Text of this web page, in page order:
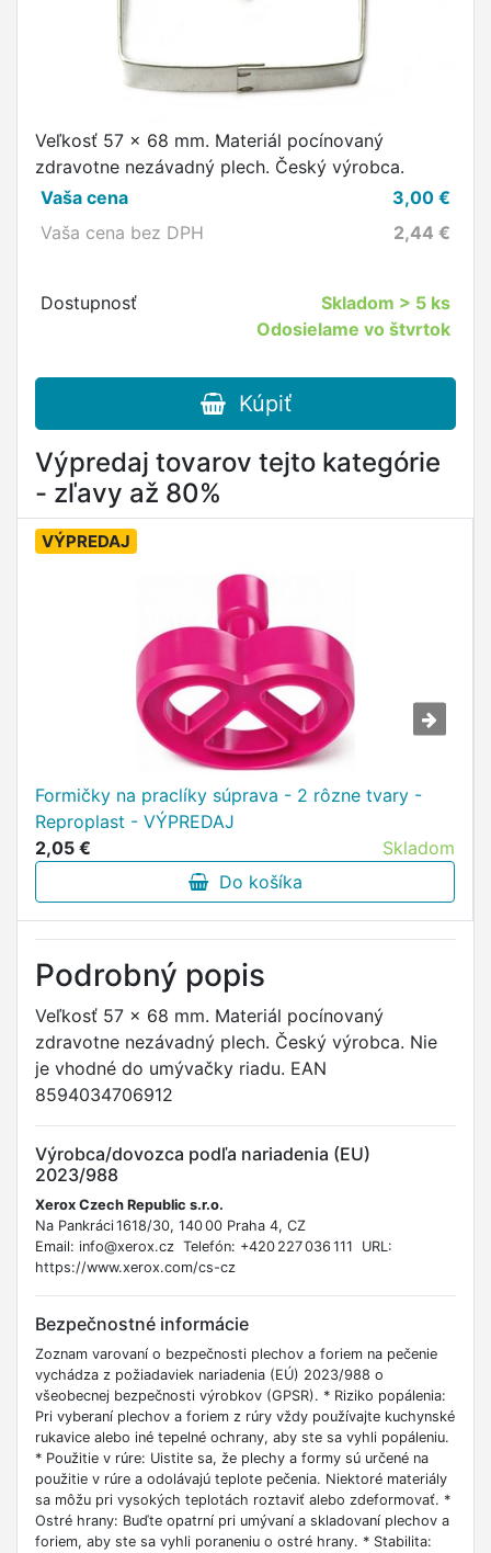
Veľkosť 57 x 68 mm. Materiál pocínovaný
zdravotne nezávadný plech. Český výrobca.
Vaša cena
3,00 €
Vaša cena bez DPH
2,44 €
Dostupnosť Skladom > 5 ks
Odosielame vo štvrtok
Kúpiť
Výpredaj tovarov tejto kategórie
- zľavy až 80%
VÝPREDAJ
Formičky na praclíky súprava - 2 rôzne tvary -
Reproplast - VÝPREDAJ
2,05 €
Skladom
Do košíka
Podrobný popis
Veľkosť 57 x 68 mm. Materiál pocínovaný
zdravotne nezávadný plech. Český výrobca. Nie
je vhodné do umývačky riadu. EAN
8594034706912
Výrobca/dovozca podľa nariadenia (EU)
2023/988
Xerox Czech Republic s.r.o.
Na Pankráci 1618/30, 140 00 Praha 4, CZ
Email: info@xerox.cz Telefón: +420 227 036 111 URL:
https://www.xerox.com/cs-cz
Bezpečnostné informácie
Zoznam varovaní o bezpečnosti plechov a foriem na pečenie
vychádza z požiadaviek nariadenia (EÚ) 2023/988 o
všeobecnej bezpečnosti výrobkov (GPSR). * Riziko popálenia:
Pri vyberaní plechov a foriem z rúry vždy používajte kuchynské
rukavice alebo iné tepelné ochrany, aby ste sa vyhli popáleniu.
* Použitie v rúre: Uistite sa, že plechy a formy sú určené na
použitie v rúre a odolávajú teplote pečenia. Niektoré materiály
sa môžu pri vysokých teplotách roztaviť alebo zdeformovať. *
Ostré hrany: Buďte opatrní pri umývaní a skladovaní plechov a
foriem, aby ste sa vyhli poraneniu o ostré hrany. * Stabilita: